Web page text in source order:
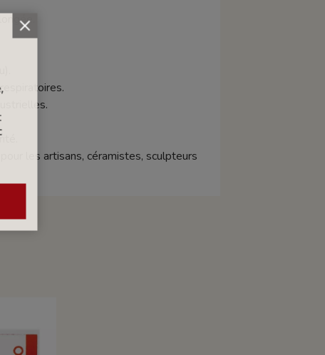
les artisans, céramistes, sculpteurs